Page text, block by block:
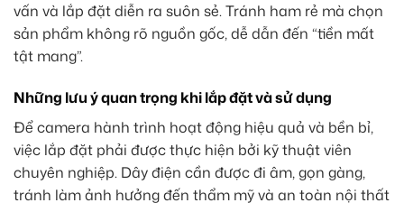
vấn và lắp đặt diễn ra suôn sẻ. Tránh ham rẻ mà chọn
sản phẩm không rõ nguồn gốc, dễ dẫn đến “tiền mất
tật mang”.
Những lưu ý quan trọng khi lắp đặt và sử dụng
Để camera hành trình hoạt động hiệu quả và bền bỉ,
việc lắp đặt phải được thực hiện bởi kỹ thuật viên
chuyên nghiệp. Dây điện cần được đi âm, gọn gàng,
tránh làm ảnh hưởng đến thẩm mỹ và an toàn nội thất